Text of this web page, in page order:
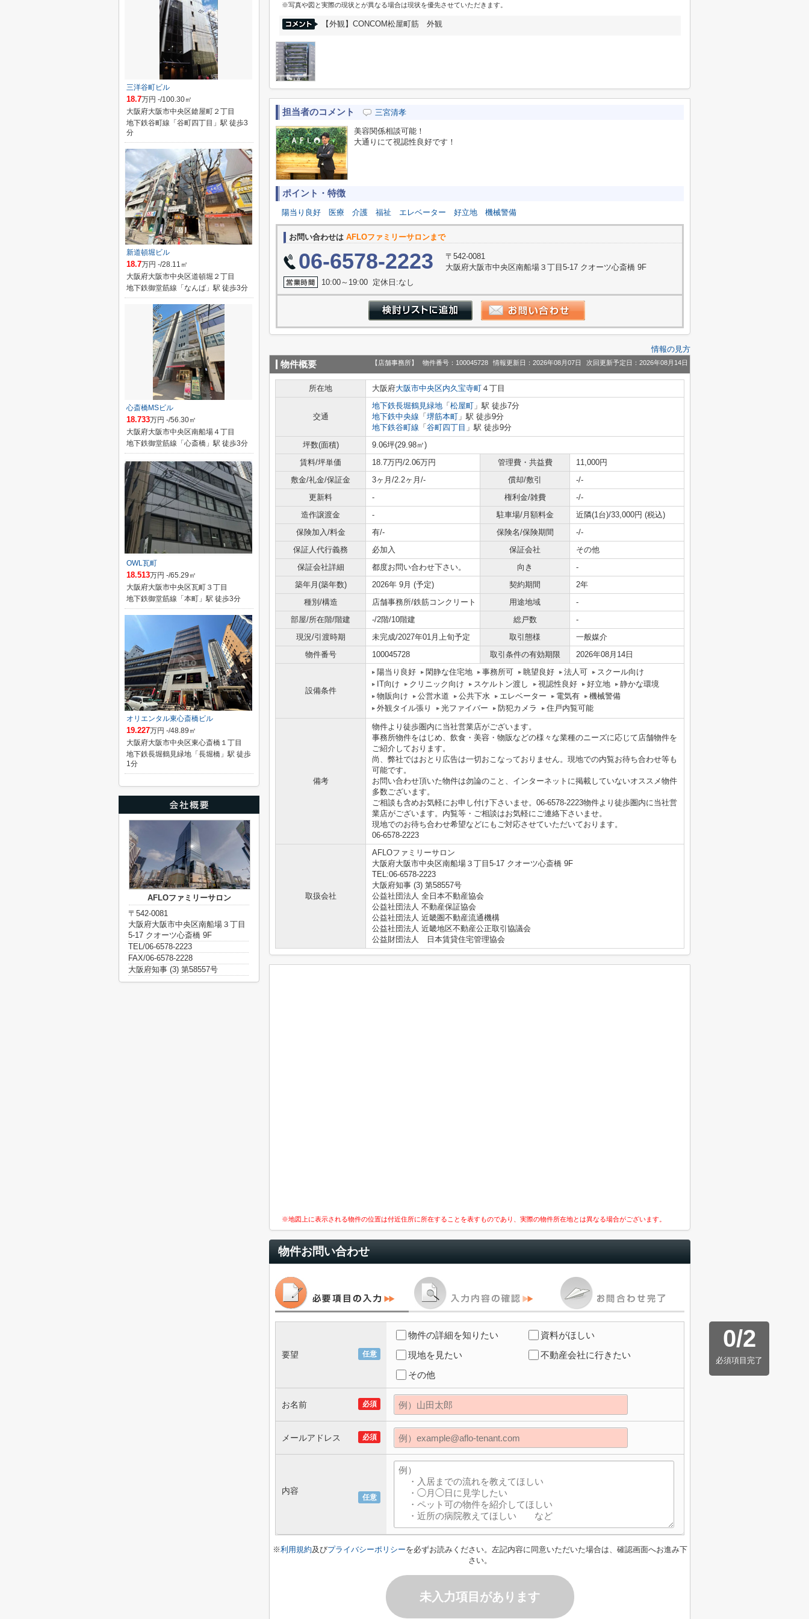
※写真や図と実際の現状とが異なる場合は現状を優先させていただきます。
【外観】CONCOM松屋町筋 外観
担当者のコメント 三宮清孝
美容関係相談可能！
大通りにて視認性良好です！
ポイント・特徴
陽当り良好 医療 介護 福祉 エレベーター 好立地 機械警備
お問い合わせは AFLOファミリーサロンまで
06-6578-2223
〒542-0081
大阪府大阪市中央区南船場３丁目5-17 クオーツ心斎橋 9F
10:00～19:00 定休日:なし
情報の見方
物件概要 【店舗事務所】 物件番号：100045728 情報更新日：2026年08月07日 次回更新予定日：2026年08月14日
所在地 大阪府大阪市中央区内久宝寺町 ４丁目
交通
地下鉄長堀鶴見緑地 「 松屋町 」駅 徒歩7分
地下鉄中央線 「 堺筋本町 」駅 徒歩9分
地下鉄谷町線 「 谷町四丁目 」駅 徒歩9分
坪数(面積)
9.06坪(29.98㎡)
賃料/坪単価
18.7万円/2.06万円 管理費・共益費
11,000円
敷金/礼金/保証金
3ヶ月/2.2ヶ月/- 償却/敷引
-/-
更新料
- 権利金/雑費
-/-
造作譲渡金
- 駐車場/月額料金
近隣(1台)/33,000円 (税込)
保険加入/料金
有/- 保険名/保険期間
-/-
保証人代行義務
必加入 保証会社
その他
保証会社詳細
都度お問い合わせ下さい。 向き
-
築年月(築年数)
2026年 9月 (予定) 契約期間
2年
種別/構造
店舗事務所/鉄筋コンクリート 用途地域
-
部屋/所在階/階建
-/2階/10階建 総戸数
-
現況/引渡時期
未完成/2027年01月上旬予定 取引態様
一般媒介
物件番号
100045728 取引条件の有効期限 2026年08月14日
設備条件
陽当り良好 閑静な住宅地 事務所可 眺望良好 法人可
スクール向け
IT向け
クリニック向け スケルトン渡し 視認性良好 好立地
静かな環境
物販向け
公営水道 公共下水 エレベーター 電気有
機械警備
外観タイル張り
光ファイバー 防犯カメラ 住戸内覧可能
備考
物件より徒歩圏内に当社営業店がございます。
事務所物件をはじめ、飲食・美容・物販などの様々な業種のニーズに応じて店舗物件を
ご紹介しております。
尚、弊社ではおとり広告は一切おこなっておりません。現地での内覧お待ち合わせ等も
可能です。
お問い合わせ頂いた物件は勿論のこと、インターネットに掲載していないオススメ物件
多数ございます。
ご相談も含めお気軽にお申し付け下さいませ。06-6578-2223物件より徒歩圏内に当社営
業店がございます。内覧等・ご相談はお気軽にご連絡下さいませ。
現地でのお待ち合わせ希望などにもご対応させていただいております。
06-6578-2223
取扱会社
AFLOファミリーサロン
大阪府大阪市中央区南船場３丁目5-17 クオーツ心斎橋 9F
TEL:06-6578-2223
大阪府知事 (3) 第58557号
公益社団法人 全日本不動産協会
公益社団法人 不動産保証協会
公益社団法人 近畿圏不動産流通機構
公益社団法人 近畿地区不動産公正取引協議会
公益財団法人 日本賃貸住宅管理協会
※地図上に表示される物件の位置は付近住所に所在することを表すものであり、実際の物件所在地とは異なる場合がございます。
物件お問い合わせ
0/2
必須項目完了
任意
要望
物件の詳細を知りたい
資料がほしい
現地を見たい
不動産会社に行きたい
その他
必須
お名前
必須
メールアドレス
任意
内容
※利用規約及びプライバシーポリシーを必ずお読みください。左記内容に同意いただいた場合は、確認画面へお進み下
さい。
未入力項目があります
三洋谷町ビル
18.7万円 -/100.30㎡
大阪府大阪市中央区鎗屋町２丁目
地下鉄谷町線「谷町四丁目」駅 徒歩3
分
新道頓堀ビル
18.7万円 -/28.11㎡
大阪府大阪市中央区道頓堀２丁目
地下鉄御堂筋線「なんば」駅 徒歩3分
心斎橋MSビル
18.733万円 -/56.30㎡
大阪府大阪市中央区南船場４丁目
地下鉄御堂筋線「心斎橋」駅 徒歩3分
OWL瓦町
18.513万円 -/65.29㎡
大阪府大阪市中央区瓦町３丁目
地下鉄御堂筋線「本町」駅 徒歩3分
オリエンタル東心斎橋ビル
19.227万円 -/48.89㎡
大阪府大阪市中央区東心斎橋１丁目
地下鉄長堀鶴見緑地「長堀橋」駅 徒歩
1分
AFLOファミリーサロン
〒542-0081
大阪府大阪市中央区南船場３丁目
5-17 クオーツ心斎橋 9F
TEL/06-6578-2223
FAX/06-6578-2228
大阪府知事 (3) 第58557号